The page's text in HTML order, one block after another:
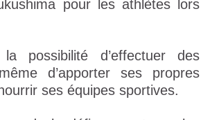
pour les athlètes lors
possibilité d’effectuer des
d’apporter ses propres
ses équipes sportives.